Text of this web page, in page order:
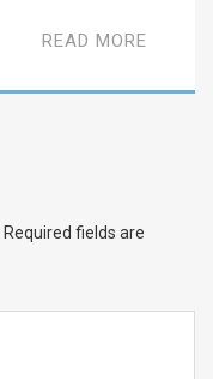
READ MORE
Required fields are